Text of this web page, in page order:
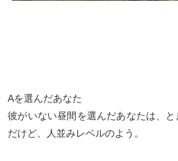
Aを選んだあなた
彼がいない昼間を選んだあなたは、
だけど、人並みレベルのよう。